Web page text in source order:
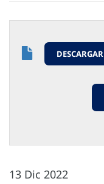
DESCARGAR
13 Dic 2022